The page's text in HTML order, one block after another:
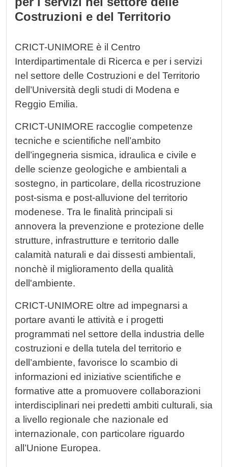
Costruzioni e del Territorio
CRICT-UNIMORE è il Centro
Interdipartimentale di Ricerca e per i servizi
nel settore delle Costruzioni e del Territorio
dell’Università degli studi di Modena e
Reggio Emilia.
CRICT-UNIMORE raccoglie competenze
tecniche e scientifiche nell’ambito
dell’ingegneria sismica, idraulica e civile e
delle scienze geologiche e ambientali a
sostegno, in particolare, della ricostruzione
post-sisma e post-alluvione del territorio
modenese. Tra le finalità principali si
annovera la prevenzione e protezione delle
strutture, infrastrutture e territorio dalle
calamità naturali e dai dissesti ambientali,
nonchè il miglioramento della qualità
dell'ambiente.
CRICT-UNIMORE oltre ad impegnarsi a
portare avanti le attività e i progetti
programmati nel settore della industria delle
costruzioni e della tutela del territorio e
dell’ambiente, favorisce lo scambio di
informazioni ed iniziative scientifiche e
formative atte a promuovere collaborazioni
interdisciplinari nei predetti ambiti culturali, sia
a livello regionale che nazionale ed
internazionale, con particolare riguardo
all’Unione Europea.